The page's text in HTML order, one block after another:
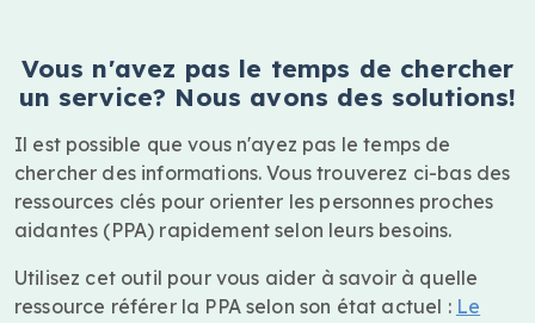
Vous n'avez pas le temps de chercher
un service? Nous avons des solutions!
Il est possible que vous n'ayez pas le temps de
chercher des informations. Vous trouverez ci-bas des
ressources clés pour orienter les personnes proches
aidantes (PPA) rapidement selon leurs besoins.
Utilisez cet outil pour vous aider à savoir à quelle
ressource référer la PPA selon son état actuel : Le